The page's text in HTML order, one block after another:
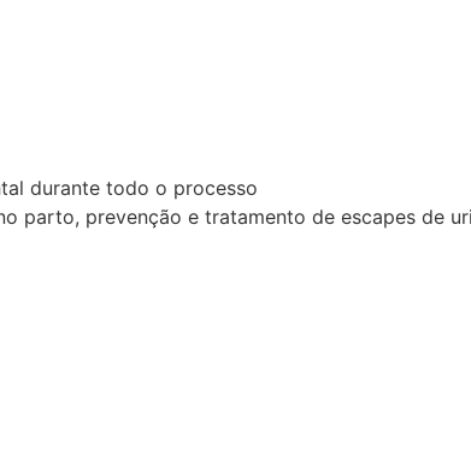
durante todo o processo
parto, prevenção e tratamento de escapes de